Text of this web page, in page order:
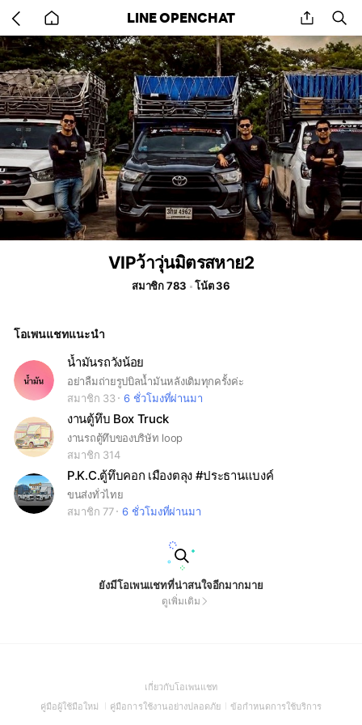
back
to
home
LINE OPENCHAT share
VIPว้าวุ่นมิตรสหาย2
สมาชิก 783 โน้ต 36
โอเพนแชทแนะนำ
น้ำมันรถวังน้อย
อย่าลืมถ่ายรูปบิลน้ำมันหลังเติมทุกครั้งค่ะ
สมาชิก 33
6 ชั่วโมงที่ผ่านมา
งานตู้ทึบ Box Truck
งานรถตู้ทึบของบริษัท loop
สมาชิก 314
P.K.C.ตู้ทึบคอก เมืองตลุง #ประธานแบงค์
ขนส่งทั่วไทย
สมาชิก 77
6 ชั่วโมงที่ผ่านมา
ยังมีโอเพนแชทที่น่าสนใจอีกมากมาย
ดูเพิ่มเติม
เกี่ยวกับโอเพนแชท(Open
in
คู่มือผู้ใช้มือใหม่
(Open
คู่มือการใช้งานอย่างปลอดภัย(Open
ข้อกำหนดการใช้บริการ(Open